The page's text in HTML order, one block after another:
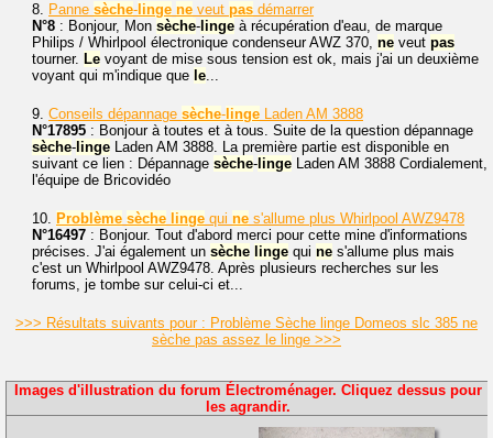
8. Panne sèche- linge ne veut pas démarrer
N°8 : Bonjour, Mon sèche- linge à récupération d'eau, de marque
Philips / Whirlpool électronique condenseur AWZ 370, ne veut pas
tourner. Le voyant de mise sous tension est ok, mais j'ai un deuxième
voyant qui m'indique que le...
9. Conseils dépannage sèche- linge Laden AM 3888
N°17895 : Bonjour à toutes et à tous. Suite de la question dépannage
sèche- linge Laden AM 3888. La première partie est disponible en
suivant ce lien : Dépannage sèche- linge Laden AM 3888 Cordialement,
l'équipe de Bricovidéo
10. Problème sèche linge qui ne s'allume plus Whirlpool AWZ9478
N°16497 : Bonjour. Tout d'abord merci pour cette mine d'informations
précises. J'ai également un sèche linge qui ne s'allume plus mais
c'est un Whirlpool AWZ9478. Après plusieurs recherches sur les
forums, je tombe sur celui-ci et...
>>> Résultats suivants pour : Problème Sèche linge Domeos slc 385 ne
sèche pas assez le linge >>>
Images d'illustration du forum Électroménager. Cliquez dessus pour
les agrandir.